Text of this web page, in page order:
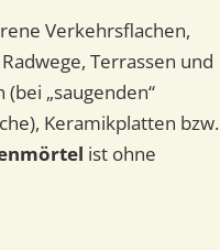
Verkehrsflachen,
Terrassen und
„saugenden“
Keramikplatten bzw.
ist ohne